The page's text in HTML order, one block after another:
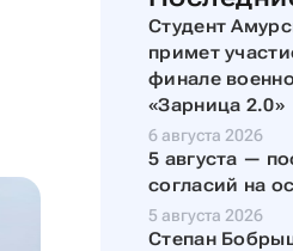
Студент
примет
финале
«Зарница 2.0»
6 августа 2026
5 августа —
согласий на
5 августа 2026
Степан